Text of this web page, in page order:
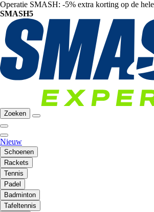
Operatie SMASH: -5% extra korting op de
SMASH5
Zoeken
Nieuw
Schoenen
Rackets
Tennis
Padel
Badminton
Tafeltennis